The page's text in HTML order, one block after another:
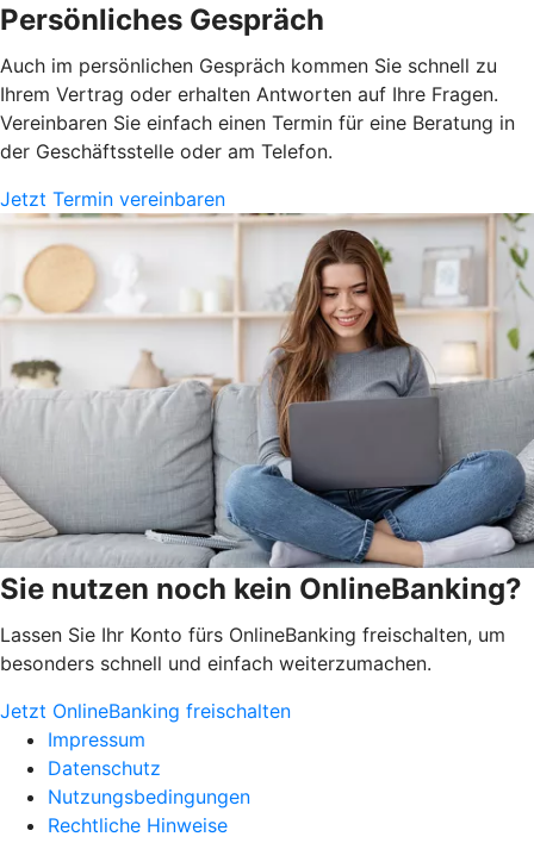
Persönliches Gespräch
Auch im persönlichen Gespräch kommen Sie schnell zu
Ihrem Vertrag oder erhalten Antworten auf Ihre Fragen.
Vereinbaren Sie einfach einen Termin für eine Beratung in
der Geschäftsstelle oder am Telefon.
Jetzt Termin vereinbaren
Sie nutzen noch kein OnlineBanking?
Lassen Sie Ihr Konto fürs OnlineBanking freischalten, um
besonders schnell und einfach weiterzumachen.
Jetzt OnlineBanking freischalten
Impressum
Datenschutz
Nutzungsbedingungen
Rechtliche Hinweise